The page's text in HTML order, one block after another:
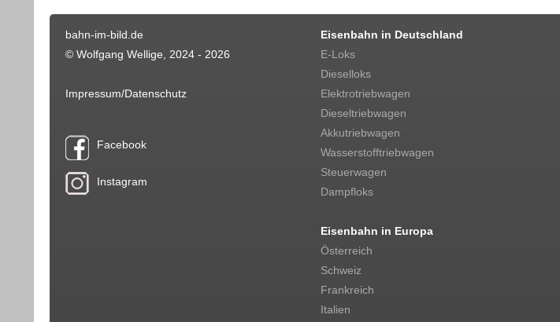
bahn-im-bild.de
© Wolfgang Wellige, 2024 - 2026
Impressum/Datenschutz
Facebook
Instagram
Eisenbahn in Deutschland
E-Loks
Dieselloks
Elektrotriebwagen
Dieseltriebwagen
Akkutriebwagen
Wasserstofftriebwagen
Steuerwagen
Dampfloks
Eisenbahn in Europa
Österreich
Schweiz
Frankreich
Italien